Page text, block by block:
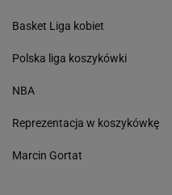
Basket Liga kobiet
Polska liga koszykówki
NBA
Reprezentacja w koszykówkę
Marcin Gortat